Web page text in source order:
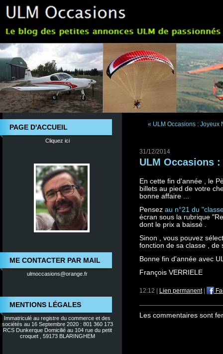
PAGE D'ACCUEIL
Cliquez ici
ME CONTACTER PAR MAIL
ulmoccasions@orange.fr
MENTIONS LÉGALES
Immatriculé au registre du commerce et des
sociétés au 16 Septembre 2020 : 801 360 173
RCS Dunkerque Domicilié au 104 rue du petit
croquet , 59173 BLARINGHEM
« ULM Occasions : Joyeux
31/12/2014
ULM Occasions
En cette fin d'année , le
billets au pied de votre
bonne affaire ...
Pensez au n°21 du
écran sous la rubrique
dont le prix a baissé .
Sinon , vous pouvez
fonction de sa classe , de
Bonne fin d'année avec
François VERRIELE
12:12 | Lien permanent|
Les commentaires sont